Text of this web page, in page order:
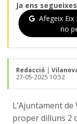
Ja ens
Afegeix
no
Redacció |
27-05-2025 10:52
L’Ajuntament
proper dilluns 2